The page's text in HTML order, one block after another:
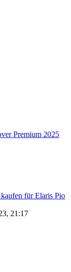
Premium 2025
für Elaris Pio
21:17